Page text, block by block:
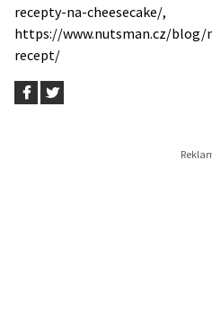
recepty-na-cheesecake/,
https://www.nutsman.cz/blog/
recept/